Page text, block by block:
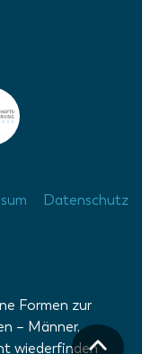
Datenschutz
Formen zur
– Männer,
wiederfinden